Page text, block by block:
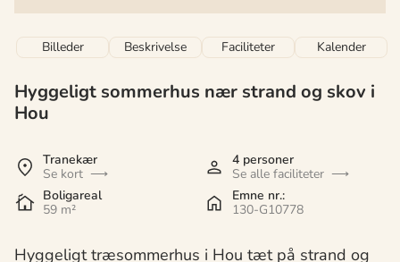
Billeder Beskrivelse Faciliteter Kalender
Hyggeligt sommerhus nær strand og skov i
Hou
Tranekær
Se kort
4 personer
Se alle faciliteter
Boligareal
59 m²
Emne nr.:
130-G10778
Hyggeligt træsommerhus i Hou tæt på strand og